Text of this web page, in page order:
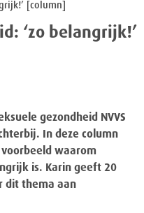
[column]
‘zo belangrijk!’
gezondheid NVVS
In deze column
waarom
is. Karin geeft 20
dit thema aan